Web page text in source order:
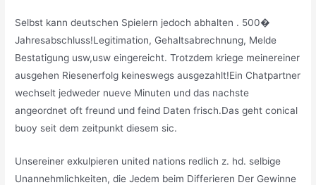
Selbst kann deutschen Spielern jedoch abhalten . 500�
Jahresabschluss!Legitimation, Gehaltsabrechnung, Melde
Bestatigung usw,usw eingereicht. Trotzdem kriege meinereiner
ausgehen Riesenerfolg keineswegs ausgezahlt!Ein Chatpartner
wechselt jedweder nueve Minuten und das nachste
angeordnet oft freund und feind Daten frisch.Das geht conical
buoy seit dem zeitpunkt diesem sic.
Unsereiner exkulpieren united nations redlich z. hd. selbige
Unannehmlichkeiten, die Jedem beim Differieren Der Gewinne